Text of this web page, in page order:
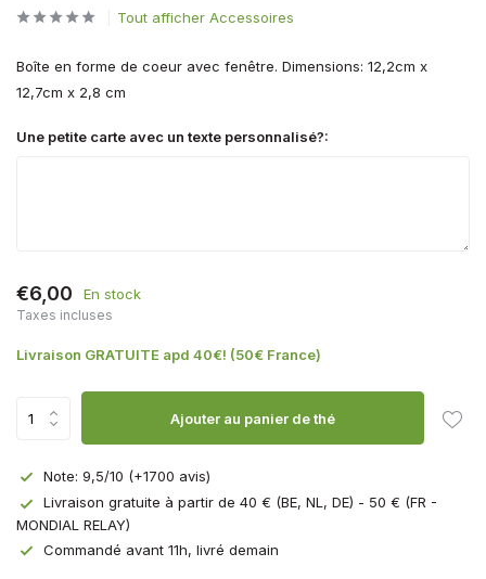
Tout afficher Accessoires
Boîte en forme de coeur avec fenêtre. Dimensions: 12,2cm x
12,7cm x 2,8 cm
Une petite carte avec un texte personnalisé?:
€6,00 En stock
Taxes incluses
Livraison GRATUITE apd 40€! (50€ France)
Ajouter au panier de thé
Note: 9,5/10 (+1700 avis)
Livraison gratuite à partir de 40 € (BE, NL, DE) - 50 € (FR -
MONDIAL RELAY)
Commandé avant 11h, livré demain